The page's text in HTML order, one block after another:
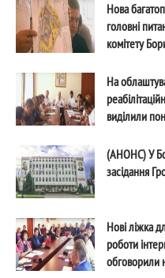
Нова
головні
комітету
На
виділили
(АНОНС) У
засідання
Нові ліжка
роботи
обговорили